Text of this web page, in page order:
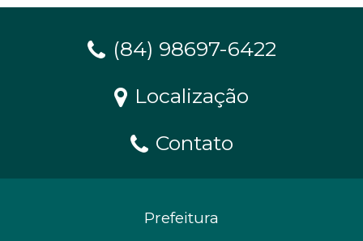
(84) 98697-6422
Localização
Contato
Prefeitura